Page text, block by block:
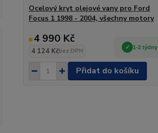
Ocelový kryt olejové vany pro Ford
Focus 1 1998 - 2004, všechny motory
4 990 Kč
4 124 Kčbez DPH
1-2 týdny
Přidat do košíku